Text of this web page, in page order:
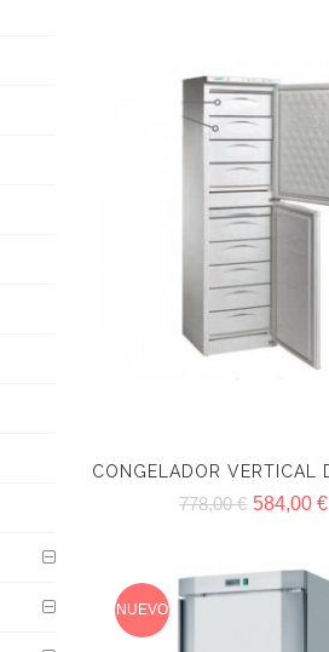
778,00 € 584,00 €
NUEVO